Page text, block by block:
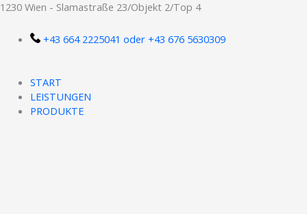
Zum
springen
1230 Wien - Slamastraße 23/Objekt 2/Top 4
+43 664 2225041 oder +43 676 5630309
START
LEISTUNGEN
PRODUKTE